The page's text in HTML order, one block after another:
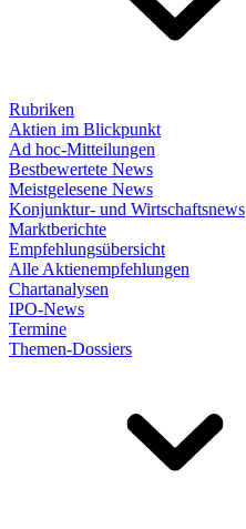
Rubriken
Aktien im Blickpunkt
Ad hoc-Mitteilungen
Bestbewertete News
Meistgelesene News
Konjunktur- und Wirtschaftsnews
Marktberichte
Empfehlungsübersicht
Alle Aktienempfehlungen
Chartanalysen
IPO-News
Termine
Themen-Dossiers